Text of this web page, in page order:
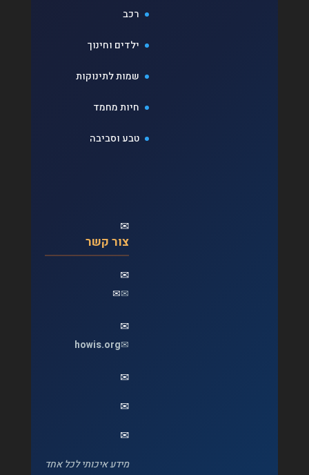
רכב
ילדים וחינוך
שמות לתינוקות
חיות מחמד
טבע וסביבה
✉
צור קשר
✉
✉
✉
✉
✉
howis.org
✉
✉
✉
מידע איכותי לכל אחד